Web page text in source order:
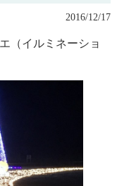
2016/12/17
（イルミネーショ